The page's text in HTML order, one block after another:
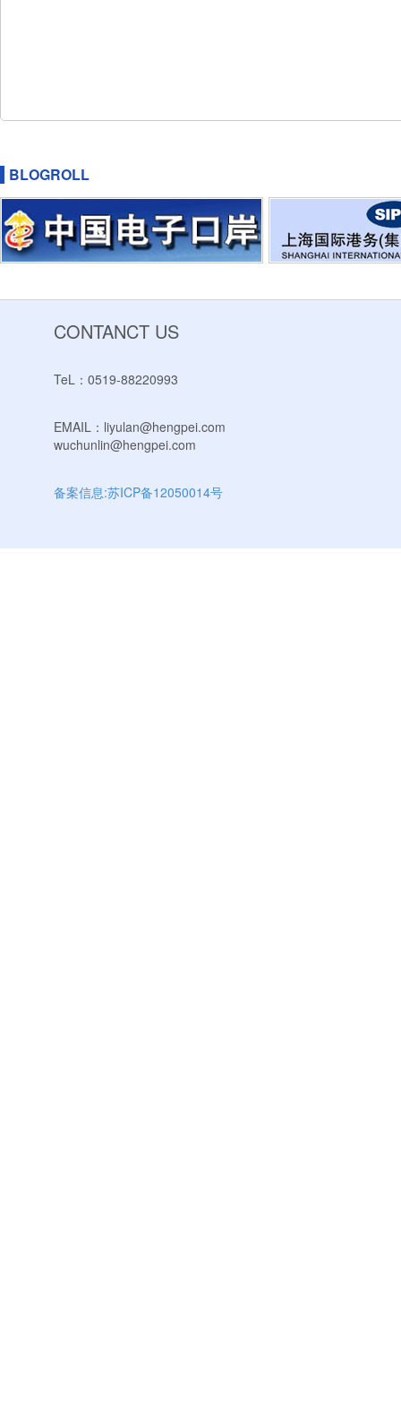
BLOGROLL
CONTANCT US
TeL：0519-88220993
EMAIL：liyulan@hengpei.com
wuchunlin@hengpei.com
备案信息:苏ICP备12050014号